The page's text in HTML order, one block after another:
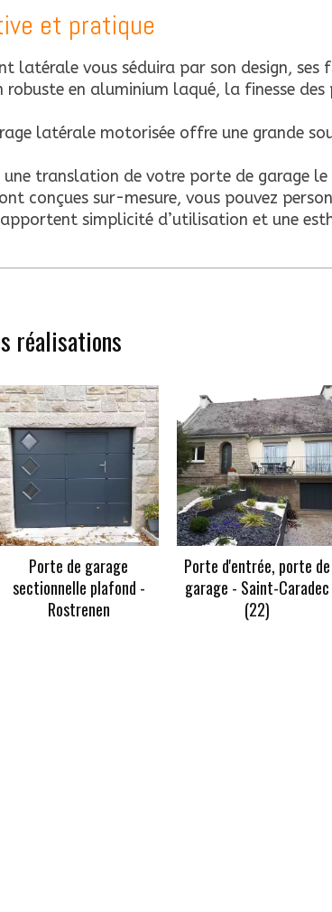
et pratique
latérale vous séduira par son design,
robuste en aluminium laqué, la finesse
latérale motorisée offre une grande
une translation de votre porte de garage
conçues sur-mesure, vous pouvez
simplicité d’utilisation et une
réalisations
Porte de garage
sectionnelle plafond -
Rostrenen
Porte d'entrée, porte de
garage - Saint-Caradec
(22)